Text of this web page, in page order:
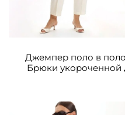
Джемпер поло в
Брюки укороченной